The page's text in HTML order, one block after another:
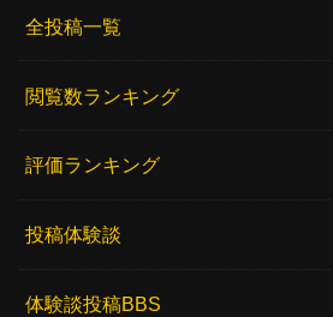
全投稿一覧
閲覧数ランキング
評価ランキング
投稿体験談
体験談投稿BBS